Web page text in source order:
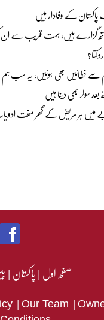
کے وفادار ہیں۔
3 سال نوازشریف کے ساتھ گزارے ہیں،
سے خطائیں بھی ہوئیں، یہ
صوبے میں ہر مریض کے گھر مفت
صفحہ اول|پاکستان|
| Our Team |